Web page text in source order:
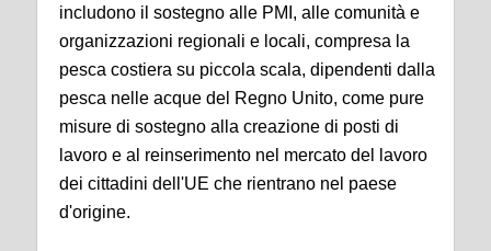
includono il sostegno alle PMI, alle comunità e
organizzazioni regionali e locali, compresa la
pesca costiera su piccola scala, dipendenti dalla
pesca nelle acque del Regno Unito, come pure
misure di sostegno alla creazione di posti di
lavoro e al reinserimento nel mercato del lavoro
dei cittadini dell'UE che rientrano nel paese
d'origine.